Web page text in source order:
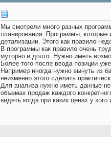
Мы смотрели много разных
планирования. Программы, которые
детализации. Этого как правило
В программы как правило очень
муторно и долго. Нужно иметь
Более того после ввода позиции
Например иногда нужно вынуть из
неизменно этого сделать
Для анализа нужно иметь данные
объемах продаж каждого
видеть когда при каких ценах у